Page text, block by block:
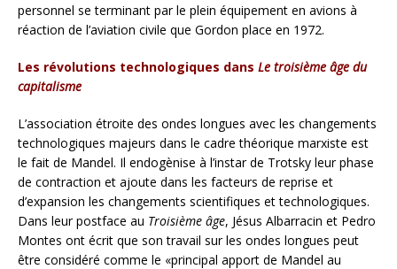
personnel se terminant par le plein équipement en avions à
réaction de l’aviation civile que Gordon place en 1972.
Les révolutions technologiques dans Le troisième âge du
capitalisme
L’association étroite des ondes longues avec les changements
technologiques majeurs dans le cadre théorique marxiste est
le fait de Mandel. Il endogènise à l’instar de Trotsky leur phase
de contraction et ajoute dans les facteurs de reprise et
d’expansion les changements scientifiques et technologiques.
Dans leur postface au Troisième âge, Jésus Albarracin et Pedro
Montes ont écrit que son travail sur les ondes longues peut
être considéré comme le «principal apport de Mandel au